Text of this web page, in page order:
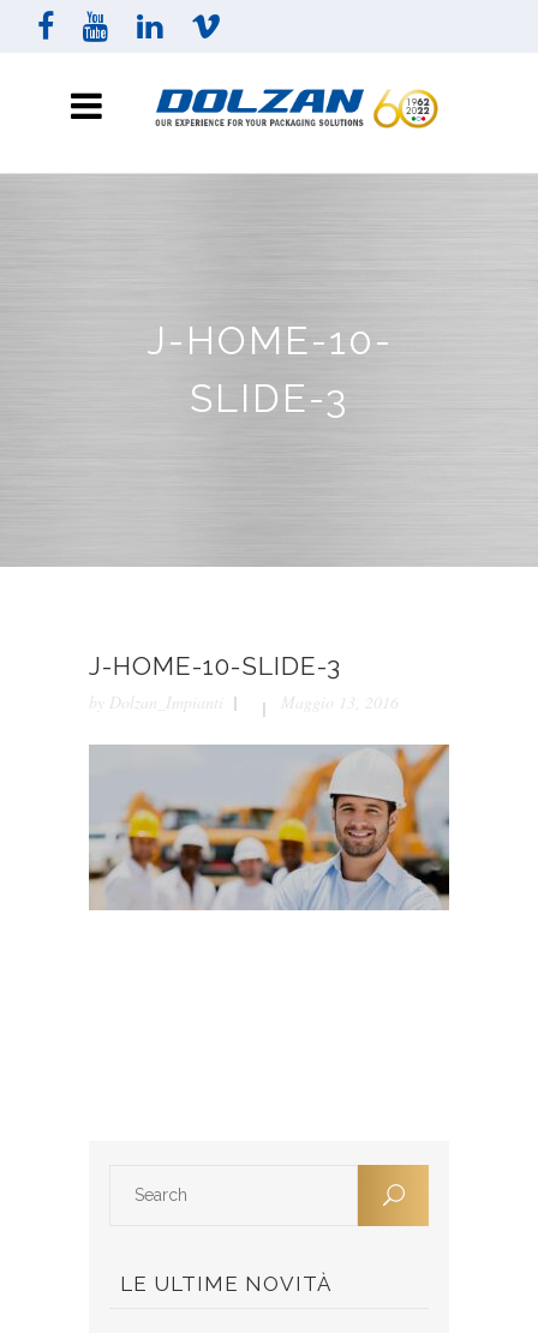
J-HOME-10-
SLIDE-3
J-HOME-10-SLIDE-3
by Dolzan_Impianti Maggio 13, 2016
LE ULTIME NOVITÀ